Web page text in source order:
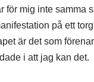
mig inte samma
på ett
är det som
i att jag kan det.